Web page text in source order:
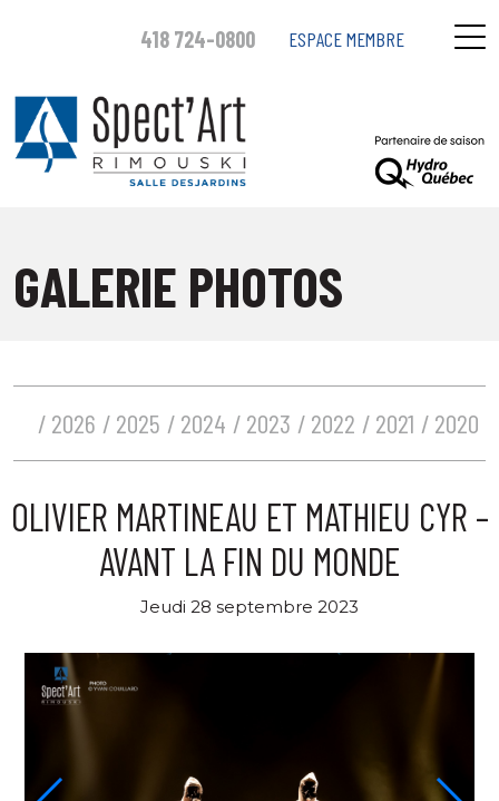
418 724-0800 ESPACE MEMBRE
GALERIE PHOTOS
2026 2025 2024 2023 2022 2021 2020
OLIVIER MARTINEAU ET MATHIEU CYR –
AVANT LA FIN DU MONDE
Jeudi 28 septembre 2023